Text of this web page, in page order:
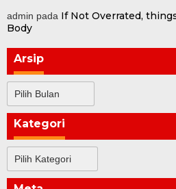
admin pada If Not Overrated,
Body
Arsip
Kategori